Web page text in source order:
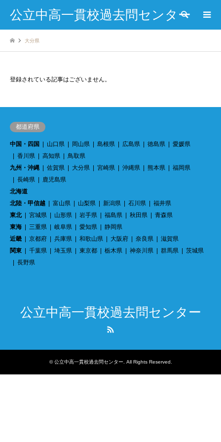
公立中高一貫校過去問センター 検索
大分県
登録されている記事はございません。
都道府県
中国・四国 山口県 岡山県 島根県 広島県 徳島県
愛媛県
香川県
高知県
鳥取県
九州・沖縄
佐賀県 大分県 宮崎県 沖縄県 熊本県
福岡県
長崎県
鹿児島県
北海道
北陸・甲信越
富山県 山梨県 新潟県 石川県
福井県
東北
宮城県 山形県 岩手県 福島県 秋田県
青森県
東海
三重県 岐阜県 愛知県
静岡県
近畿
京都府 兵庫県 和歌山県 大阪府 奈良県
滋賀県
関東
千葉県 埼玉県 東京都 栃木県 神奈川県 群馬県
茨城県
長野県
公立中高一貫校過去問センター
©公立中高一貫校過去問センター . All Rights Reserved.